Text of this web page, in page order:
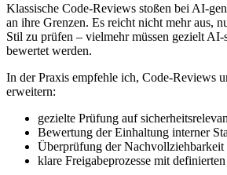
Klassische Code-Reviews stoßen bei AI-
an ihre Grenzen. Es reicht nicht mehr aus,
Stil zu prüfen – vielmehr müssen gezielt
bewertet werden.
In der Praxis empfehle ich, Code-Reviews
erweitern:
gezielte Prüfung auf
Bewertung der Einhaltung interner
Überprüfung der
klare Freigabeprozesse mit